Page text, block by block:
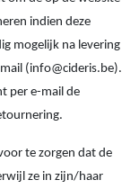
indien deze
mogelijk na levering
(info@cideris.be).
per e-mail de
te zorgen dat de
ze in zijn/haar